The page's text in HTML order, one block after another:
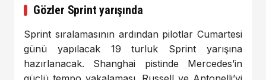
Gözler Sprint yarışında
Sprint sıralamasının ardından pilotlar Cumartesi
günü yapılacak 19 turluk Sprint yarışına
hazırlanacak. Shanghai pistinde Mercedes’in